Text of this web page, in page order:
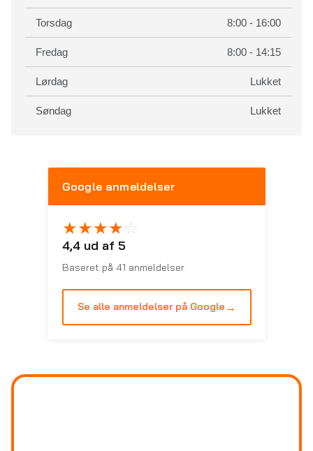
Torsdag 8:00 - 16:00
Fredag 8:00 - 14:15
Lørdag Lukket
Søndag Lukket
Google anmeldelser
★★★★ ☆
4,4 ud af 5
Baseret på 41 anmeldelser
Se alle anmeldelser på Google →